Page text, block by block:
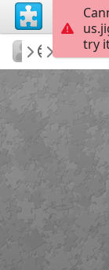
Город
Талан
try